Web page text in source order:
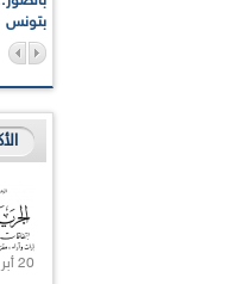
بتونس
20 أبريل 2021 |